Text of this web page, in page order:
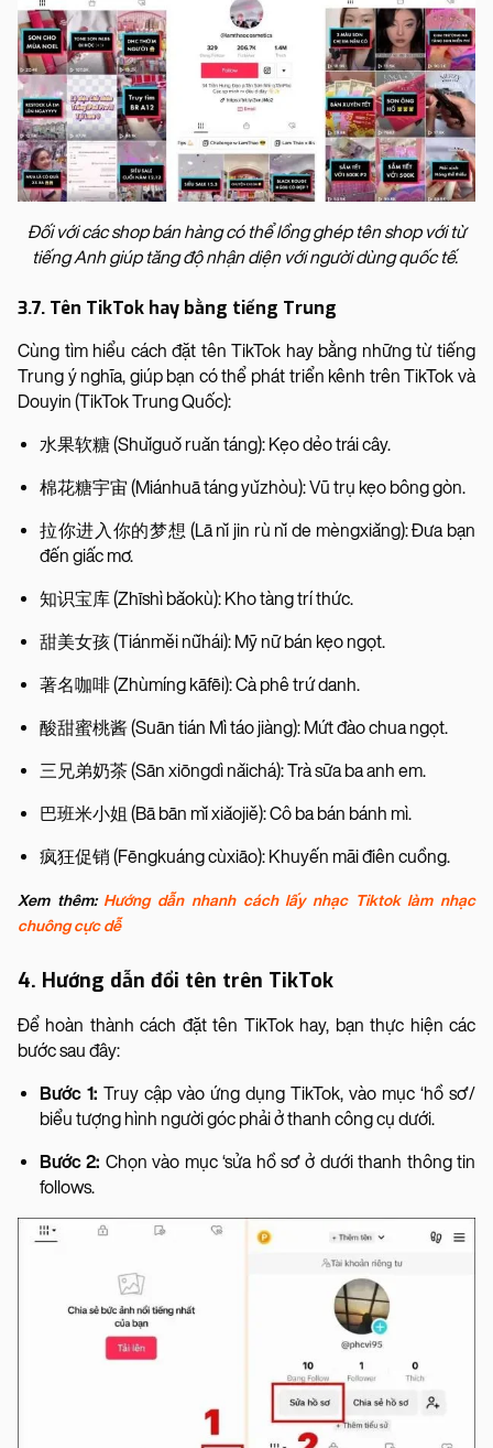
Đối với các shop bán hàng có thể lồng ghép tên shop với từ
tiếng Anh giúp tăng độ nhận diện với người dùng quốc tế.
3.7. Tên TikTok hay bằng tiếng Trung
Cùng tìm hiểu cách đặt tên TikTok hay bằng những từ tiếng
Trung ý nghĩa, giúp bạn có thể phát triển kênh trên TikTok và
Douyin (TikTok Trung Quốc):
水果软糖 (Shuǐguǒ ruǎn táng): Kẹo dẻo trái cây.
棉花糖宇宙 (Miánhuā táng yǔzhòu): Vũ trụ kẹo bông gòn.
拉你进入你的梦想 (Lā nǐ jin rù nǐ de mèngxiǎng): Đưa bạn
đến giấc mơ.
知识宝库 (Zhīshì bǎokù): Kho tàng trí thức.
甜美女孩 (Tiánměi nǚhái): Mỹ nữ bán kẹo ngọt.
著名咖啡 (Zhùmíng kāfēi): Cà phê trứ danh.
酸甜蜜桃酱 (Suān tián Mì táo jiàng): Mứt đào chua ngọt.
三兄弟奶茶 (Sān xiōngdì nǎichá): Trà sữa ba anh em.
巴班米小姐 (Bā bān mǐ xiǎojiě): Cô ba bán bánh mì.
疯狂促销 (Fēngkuáng cùxiāo): Khuyến mãi điên cuồng.
Xem thêm: Hướng dẫn nhanh cách lấy nhạc Tiktok làm nhạc
chuông cực dễ
4. Hướng dẫn đổi tên trên TikTok
Để hoàn thành cách đặt tên TikTok hay, bạn thực hiện các
bước sau đây:
Bước 1: Truy cập vào ứng dụng TikTok, vào mục ‘hồ sơ’/
biểu tượng hình người góc phải ở thanh công cụ dưới.
Bước 2: Chọn vào mục ‘sửa hồ sơ’ ở dưới thanh thông tin
follows.